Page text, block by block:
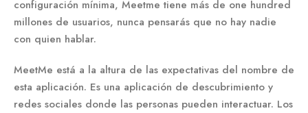
configuración mínima, Meetme tiene más de one hundred
millones de usuarios, nunca pensarás que no hay nadie
con quien hablar.
MeetMe está a la altura de las expectativas del nombre de
esta aplicación. Es una aplicación de descubrimiento y
redes sociales donde las personas pueden interactuar. Los